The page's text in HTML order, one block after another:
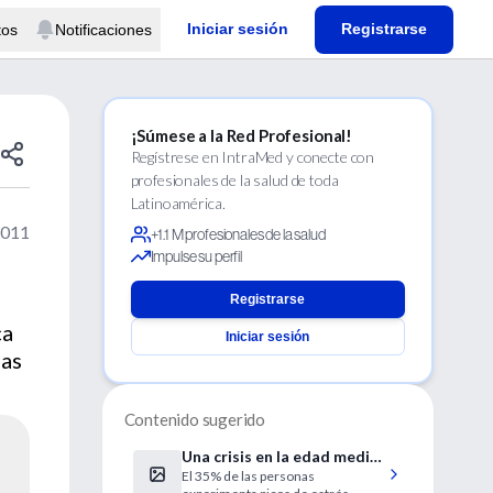
Notificaciones Iniciar sesión Registrarse
¡Súmese a la Red Profesional!
Regístrese en IntraMed y conecte con
profesionales de la salud de toda
Latinoamérica.
+1.1 M profesionales de la salud
Impulse su perfil
Registrarse
Iniciar sesión
Contenido sugerido
Una crisis en la edad media
de la vida
El 35% de las personas